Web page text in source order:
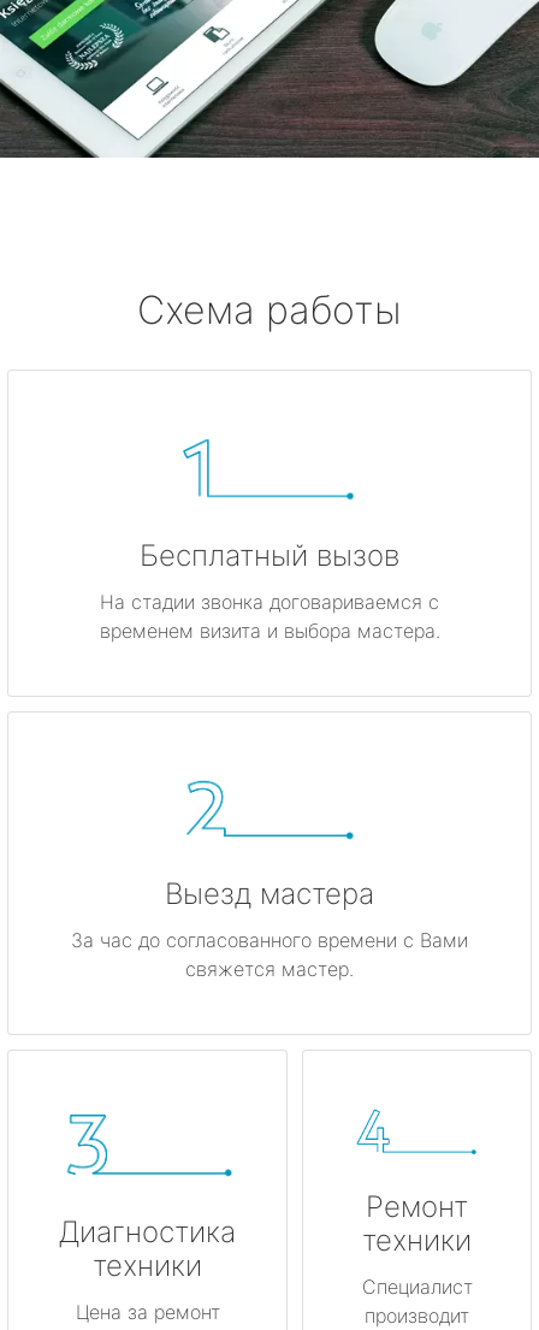
Схема работы
Бесплатный вызов
На стадии звонка договариваемся с
временем визита и выбора мастера.
Выезд мастера
За час до согласованного времени с Вами
свяжется мастер.
Диагностика
техники
Цена за ремонт
Ремонт
техники
Специалист
производит